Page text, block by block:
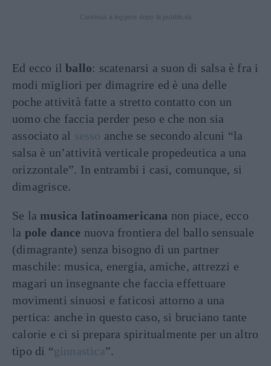
Ed ecco ilballo: scatenarsi a suon di salsa è fra i
modi migliori per dimagrire ed è una delle
poche attività fatte a stretto contatto con un
uomo che faccia perder peso e che non sia
associato al sesso anche se secondo alcuni “la
salsa è un’attività verticale propedeutica a una
orizzontale”. In entrambi i casi, comunque, si
dimagrisce.
Se la musica latinoamericana non piace, ecco
la pole dance nuova frontiera del ballo sensuale
(dimagrante) senza bisogno di un partner
maschile: musica, energia, amiche, attrezzi e
magari un insegnante che faccia effettuare
movimenti sinuosi e faticosi attorno a una
pertica: anche in questo caso, si bruciano tante
calorie e ci si prepara spiritualmente per un altro
tipo di “ginnastica”.